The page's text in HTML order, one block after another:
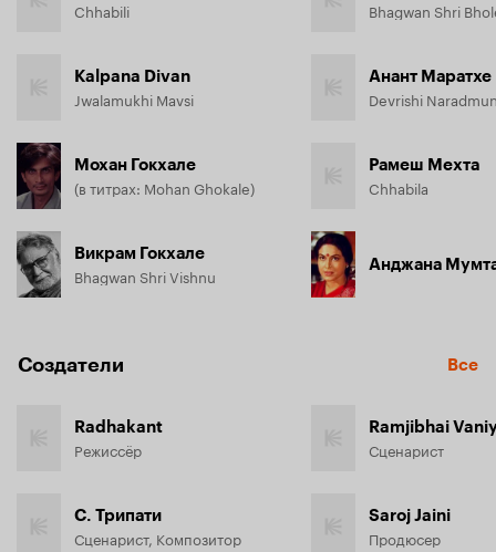
Chhabili
Kalpana Divan
Jwalamukhi Mavsi
Мохан Гокхале
(в титрах: Mohan Ghokale)
Викрам Гокхале
Bhagwan Shri Vishnu
Bhagwan Shri
Анант Маратхе
Devrishi
Рамеш Мехта
Chhabila
Анджана
Создатели Все
Radhakant
Режиссёр
С. Трипати
Сценарист, Композитор
Ramjibhai
Сценарист
Saroj Jaini
Продюсер